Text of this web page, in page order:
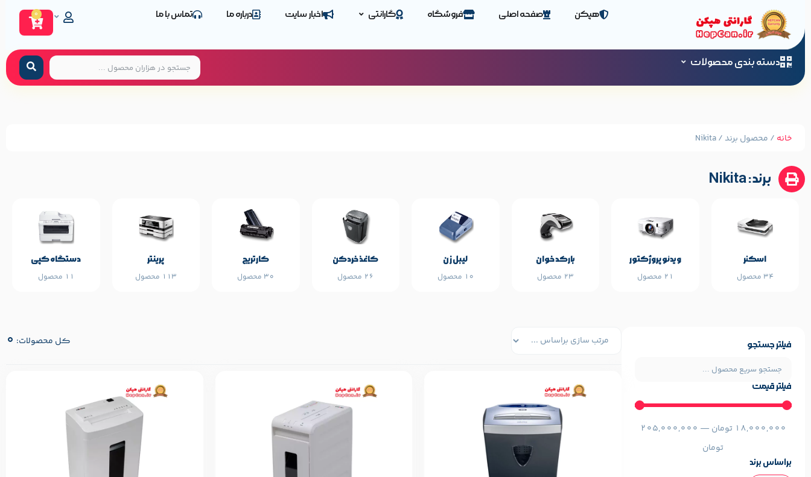
هپکن صفحه اصلی فروشگاه گارانتی اخبار سایت درباره ما تماس با ما 0
دسته بندی محصولات
خانه / محصول برند / Nikita
برند: Nikita
اسکنر
34 محصول
ویدئو پروژکتور
21 محصول
بارکد خوان‌
23 محصول
لیبل زن
10 محصول
کاغذ خردکن
26 محصول
کارتریج
30 محصول
پرینتر
113 محصول
دستگاه کپی
11 محصول
فیلتر جستجو
فیلتر قیمت
18,000,000 تومان —
205,000,000
تومان
براساس برند
کل محصولات: 0
مشخصات پایه محصول مشخصات پایه محصول مشخصات پایه محصول